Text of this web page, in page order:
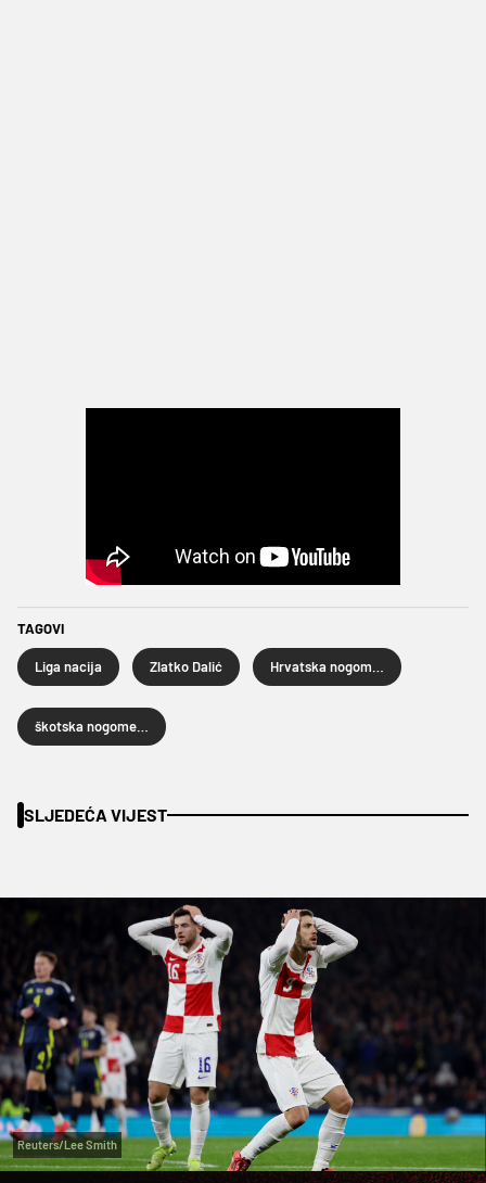
TAGOVI
Liga nacija Zlatko Dalić
SLJEDEĆA VIJEST
Reuters/Lee Smith